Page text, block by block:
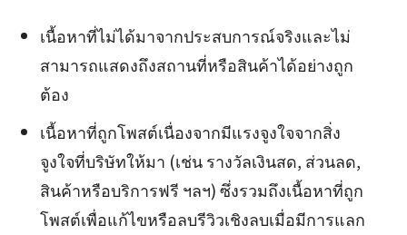
เนื้อหาที่ไม่ได้มาจากประสบการณ์จริงและไม่
สามารถแสดงถึงสถานที่หรือสินค้าได้อย่างถูก
ต้อง
เนื้อหาที่ถูกโพสต์เนื่องจากมีแรงจูงใจจากสิ่ง
จูงใจที่บริษัทให้มา (เช่น รางวัลเงินสด, ส่วนลด,
สินค้าหรือบริการฟรี ฯลฯ) ซึ่งรวมถึงเนื้อหาที่ถูก
โพสต์เพื่อแก้ไขหรือลบรีวิวเชิงลบเมื่อมีการแลก